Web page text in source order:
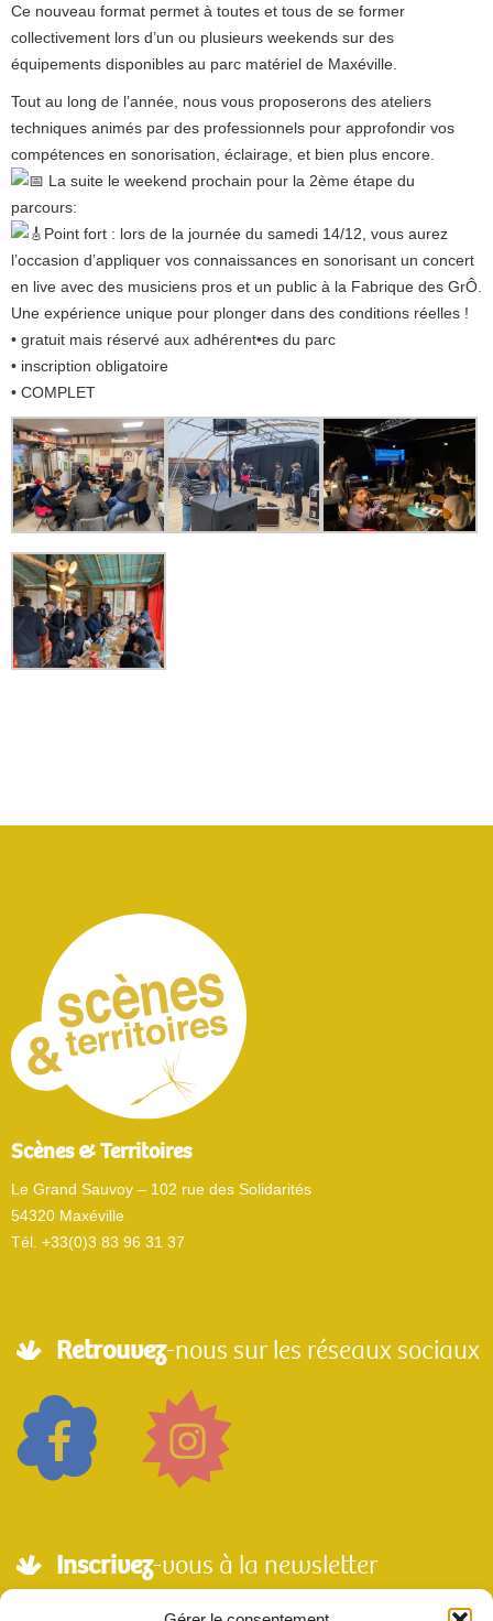
Ce nouveau format permet à toutes et tous de se former
collectivement lors d’un ou plusieurs weekends sur des
équipements disponibles au parc matériel de Maxéville.
Tout au long de l’année, nous vous proposerons des ateliers
techniques animés par des professionnels pour approfondir vos
compétences en sonorisation, éclairage, et bien plus encore.
La suite le weekend prochain pour la 2ème étape du
parcours:
Point fort : lors de la journée du samedi 14/12, vous aurez
l’occasion d’appliquer vos connaissances en sonorisant un concert
en live avec des musiciens pros et un public à la Fabrique des GrÔ.
Une expérience unique pour plonger dans des conditions réelles !
• gratuit mais réservé aux adhérent•es du parc
• inscription obligatoire
• COMPLET
Scènes & Territoires
Le Grand Sauvoy – 102 rue des Solidarités
54320 Maxéville
Tél. +33(0)3 83 96 31 37
Retrouvez-nous sur les réseaux sociaux
Inscrivez-vous à la newsletter